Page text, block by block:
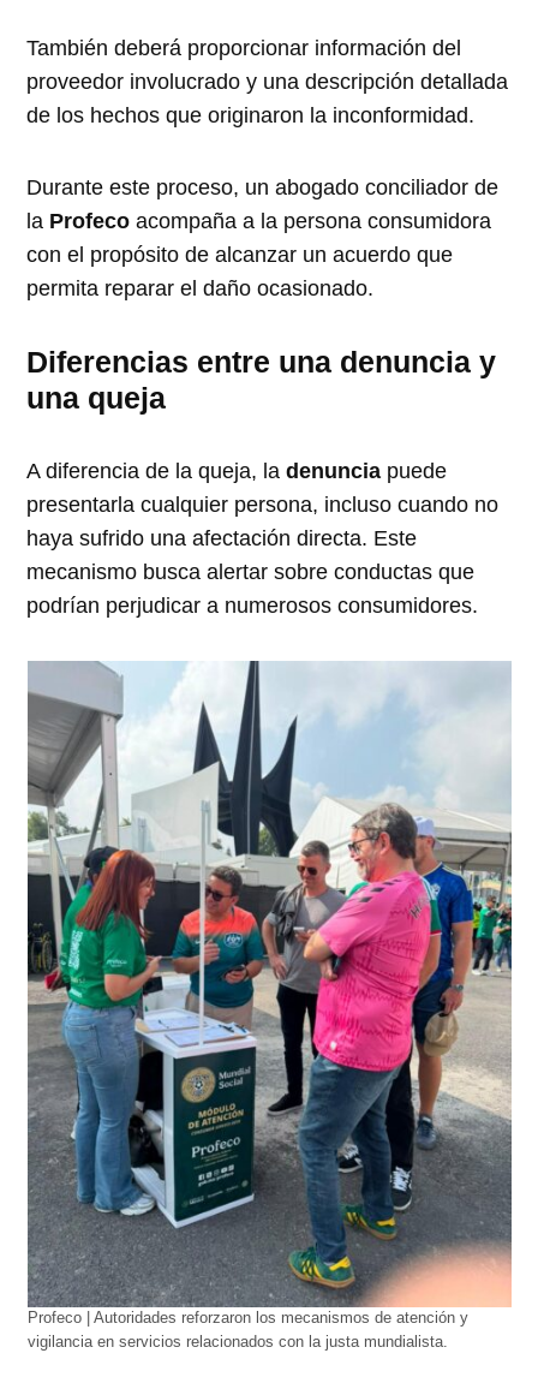
También deberá proporcionar información del
proveedor involucrado y una descripción detallada
de los hechos que originaron la inconformidad.
Durante este proceso, un abogado conciliador de
la Profeco acompaña a la persona consumidora
con el propósito de alcanzar un acuerdo que
permita reparar el daño ocasionado.
Diferencias entre una denuncia y
una queja
A diferencia de la queja, ladenuncia puede
presentarla cualquier persona, incluso cuando no
haya sufrido una afectación directa. Este
mecanismo busca alertar sobre conductas que
podrían perjudicar a numerosos consumidores.
Profeco | Autoridades reforzaron los mecanismos de atención y
vigilancia en servicios relacionados con la justa mundialista.